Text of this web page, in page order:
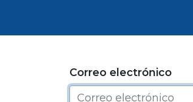
Correo electrónico